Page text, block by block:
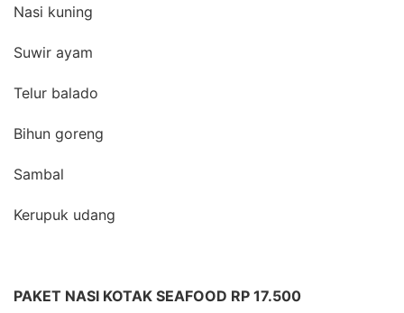
Nasi kuning
Suwir ayam
Telur balado
Bihun goreng
Sambal
Kerupuk udang
PAKET NASI KOTAK SEAFOOD RP 17.500